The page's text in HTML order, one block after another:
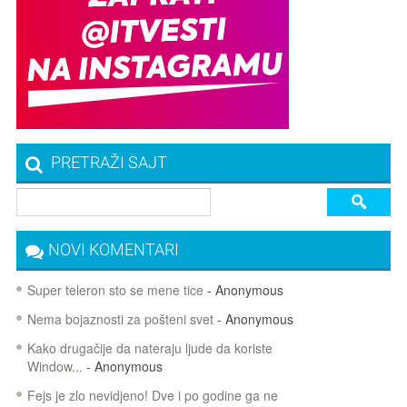
PRETRAŽI SAJT
NOVI KOMENTARI
Super teleron sto se mene tice - Anonymous
Nema bojaznosti za pošteni svet- Anonymous
Kako drugačije da nateraju ljude da koriste
Window... - Anonymous
Fejs je zlo nevidjeno! Dve i po godine ga ne